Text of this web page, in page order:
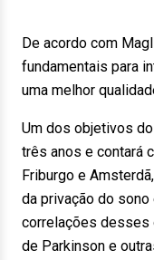
De acordo com
fundamentais para
uma melhor
Um dos objetivos
três anos e contará
Friburgo e
da privação do
correlações desses
de Parkinson e